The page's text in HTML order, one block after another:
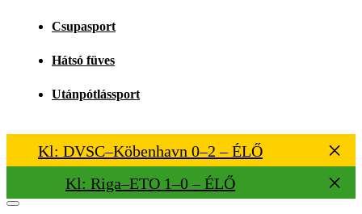
Csupasport
Hátsó füves
Utánpótlássport
Kl: DVSC–Köbenhavn 0–2 – ÉLŐ
Kl: Riga–ETO 1–0 – ÉLŐ